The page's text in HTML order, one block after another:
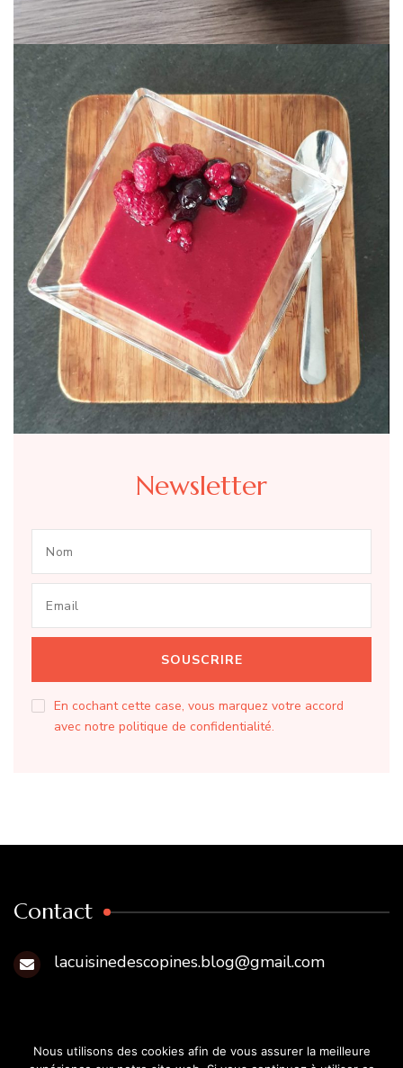
Newsletter
En cochant cette case, vous marquez votre accord
avec notre politique de confidentialité.
Contact
lacuisinedescopines.blog@gmail.com
© Copyright 2026 La Cuisine des Copines. Tous droits
Nous utilisons des cookies afin de vous assurer la meilleure